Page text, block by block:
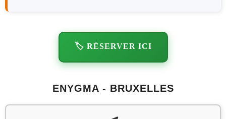
🏷️ RÉSERVER ICI
ENYGMA - BRUXELLES